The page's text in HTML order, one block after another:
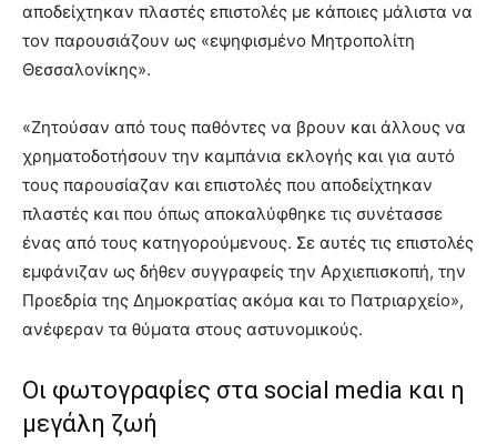
αποδείχτηκαν πλαστές επιστολές με κάποιες μάλιστα να
τον παρουσιάζουν ως «εψηφισμένο Μητροπολίτη
Θεσσαλονίκης».
«Ζητούσαν από τους παθόντες να βρουν και άλλους να
χρηματοδοτήσουν την καμπάνια εκλογής και για αυτό
τους παρουσίαζαν και επιστολές που αποδείχτηκαν
πλαστές και που όπως αποκαλύφθηκε τις συνέτασσε
ένας από τους κατηγορούμενους. Σε αυτές τις επιστολές
εμφάνιζαν ως δήθεν συγγραφείς την Αρχιεπισκοπή, την
Προεδρία της Δημοκρατίας ακόμα και το Πατριαρχείο»,
ανέφεραν τα θύματα στους αστυνομικούς.
Οι φωτογραφίες στα social media και η
μεγάλη ζωή